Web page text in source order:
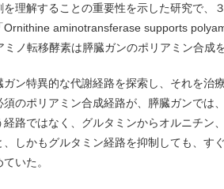
理解することの重要性を示した研究で、
Ornithine aminotransferase supports
ノ転移酵素は膵臓ガンのポリアミン合成
ガン特異的な代謝経路を探索し、それを治
須のポリアミン合成経路が、膵臓ガンでは
経路ではなく、グルタミンからオルニチン
、しかもグルタミン経路を抑制しても、す
いた。